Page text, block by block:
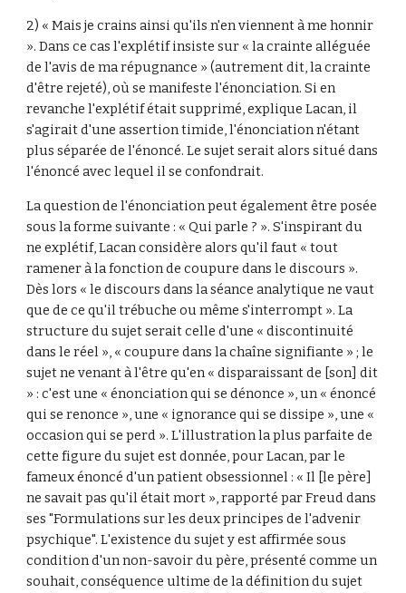
2) « Mais je crains ainsi qu'ils n'en viennent à me honnir
». Dans ce cas l'explétif insiste sur « la crainte alléguée
de l'avis de ma répugnance » (autrement dit, la crainte
d'être rejeté), où se manifeste l'énonciation. Si en
revanche l'explétif était supprimé, explique Lacan, il
s'agirait d'une assertion timide, l'énonciation n'étant
plus séparée de l'énoncé. Le sujet serait alors situé dans
l'énoncé avec lequel il se confondrait.
La question de l'énonciation peut également être posée
sous la forme suivante : « Qui parle ? ». S'inspirant du
ne explétif, Lacan considère alors qu'il faut « tout
ramener à la fonction de coupure dans le discours ».
Dès lors « le discours dans la séance analytique ne vaut
que de ce qu'il trébuche ou même s'interrompt ». La
structure du sujet serait celle d'une « discontinuité
dans le réel », « coupure dans la chaîne signifiante » ; le
sujet ne venant à l'être qu'en « disparaissant de [son] dit
» : c'est une « énonciation qui se dénonce », un « énoncé
qui se renonce », une « ignorance qui se dissipe », une «
occasion qui se perd ». L'illustration la plus parfaite de
cette figure du sujet est donnée, pour Lacan, par le
fameux énoncé d'un patient obsessionnel : « Il [le père]
ne savait pas qu'il était mort », rapporté par Freud dans
ses "Formulations sur les deux principes de l'advenir
psychique". L'existence du sujet y est affirmée sous
condition d'un non-savoir du père, présenté comme un
souhait, conséquence ultime de la définition du sujet